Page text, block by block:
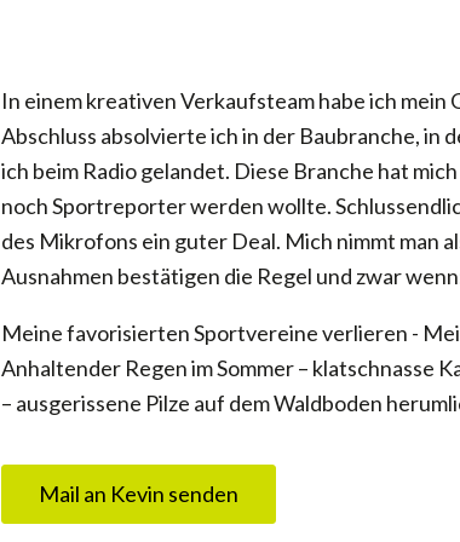
In einem kreativen Verkaufsteam habe ich mein
Abschluss absolvierte ich in der Baubranche, in
ich beim Radio gelandet. Diese Branche hat
noch Sportreporter werden wollte.
des Mikrofons ein guter Deal. Mich nimmt man
Ausnahmen bestätigen die Regel und zwar
Meine favorisierten Sportvereine verlieren -
Anhaltender Regen im Sommer – klatschnasse
– ausgerissene Pilze auf dem Waldboden
Mail an Kevin senden